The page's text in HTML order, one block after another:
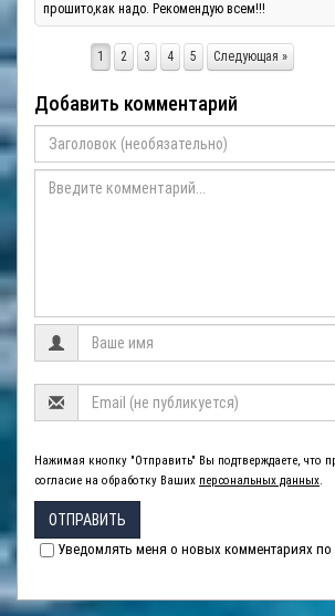
прошито,как надо. Рекомендую всем!!!
1 2 3 4 5 Следующая »
Добавить комментарий
Нажимая кнопку "Отправить" Вы подтверждаете, что
согласие на обработку Ваших персональных данных.
ОТПРАВИТЬ
Уведомлять меня о новых комментариях по